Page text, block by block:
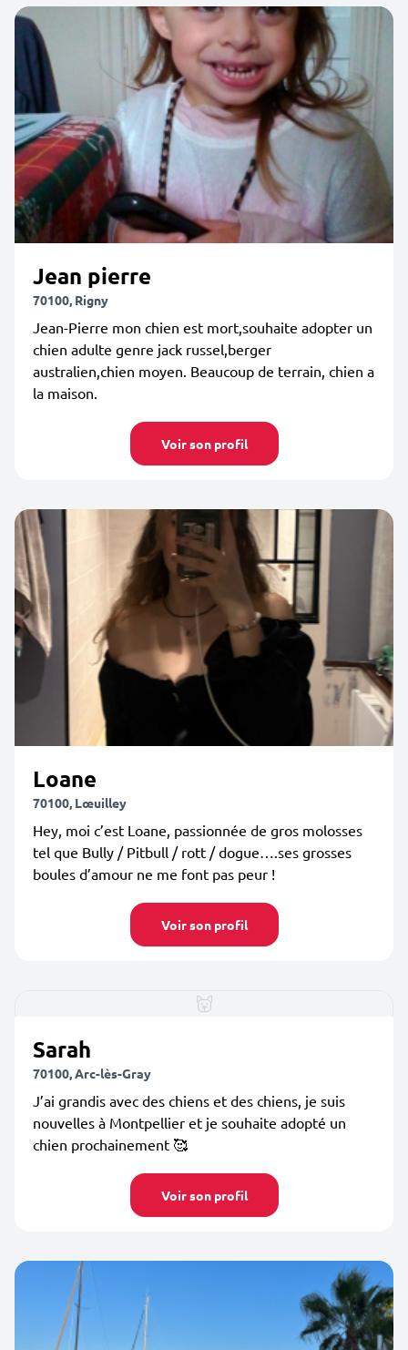
Jean pierre
70100, Rigny
Jean-Pierre mon chien est mort,souhaite adopter un
chien adulte genre jack russel,berger
australien,chien moyen. Beaucoup de terrain, chien a
la maison.
Voir son profil
Loane
70100, Lœuilley
Hey, moi c’est Loane, passionnée de gros molosses
tel que Bully / Pitbull / rott / dogue….ses grosses
boules d’amour ne me font pas peur !
Voir son profil
Sarah
70100, Arc-lès-Gray
J’ai grandis avec des chiens et des chiens, je suis
nouvelles à Montpellier et je souhaite adopté un
chien prochainement 🥰
Voir son profil